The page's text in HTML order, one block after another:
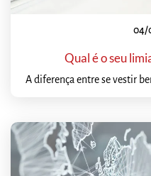
04/
Qual é o seu
A diferença entre se vestir